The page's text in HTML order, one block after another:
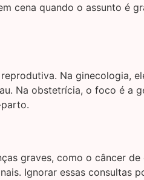
cena quando o assunto é
Na ginecologia,
Na obstetrícia, o foco é a
graves, como o câncer
Ignorar essas consultas